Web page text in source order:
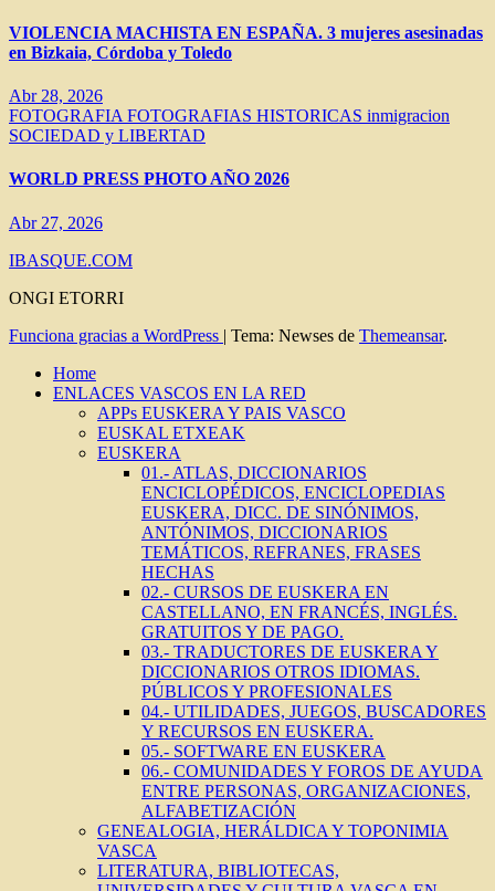
VIOLENCIA MACHISTA EN ESPAÑA. 3 mujeres asesinadas
en Bizkaia, Córdoba y Toledo
Abr 28, 2026
FOTOGRAFIA FOTOGRAFIAS HISTORICAS inmigracion
SOCIEDAD y LIBERTAD
WORLD PRESS PHOTO AÑO 2026
Abr 27, 2026
IBASQUE.COM
ONGI ETORRI
Funciona gracias a WordPress | Tema: Newses de Themeansar.
Home
ENLACES VASCOS EN LA RED
APPs EUSKERA Y PAIS VASCO
EUSKAL ETXEAK
EUSKERA
01.- ATLAS, DICCIONARIOS
ENCICLOPÉDICOS, ENCICLOPEDIAS
EUSKERA, DICC. DE SINÓNIMOS,
ANTÓNIMOS, DICCIONARIOS
TEMÁTICOS, REFRANES, FRASES
HECHAS
02.- CURSOS DE EUSKERA EN
CASTELLANO, EN FRANCÉS, INGLÉS.
GRATUITOS Y DE PAGO.
03.- TRADUCTORES DE EUSKERA Y
DICCIONARIOS OTROS IDIOMAS.
PÚBLICOS Y PROFESIONALES
04.- UTILIDADES, JUEGOS, BUSCADORES
Y RECURSOS EN EUSKERA.
05.- SOFTWARE EN EUSKERA
06.- COMUNIDADES Y FOROS DE AYUDA
ENTRE PERSONAS, ORGANIZACIONES,
ALFABETIZACIÓN
GENEALOGIA, HERÁLDICA Y TOPONIMIA
VASCA
LITERATURA, BIBLIOTECAS,